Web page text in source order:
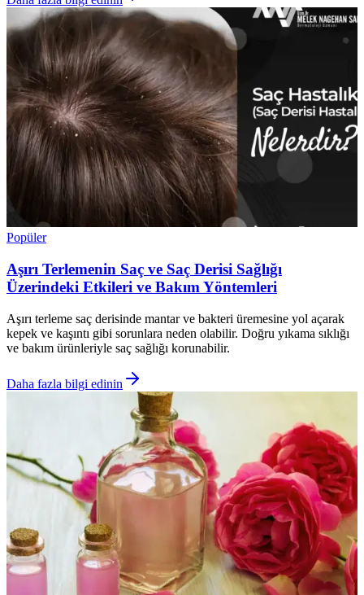
Popüler
Aşırı Terlemenin Saç ve Saç Derisi Sağlığı
Üzerindeki Etkileri ve Bakım Yöntemleri
Aşırı terleme saç derisinde mantar ve bakteri üremesine yol açarak
kepek ve kaşıntı gibi sorunlara neden olabilir. Doğru yıkama sıklığı
ve bakım ürünleriyle saç sağlığı korunabilir.
Daha fazla bilgi edinin